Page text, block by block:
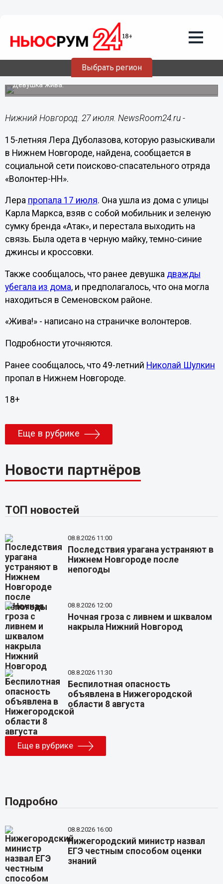
Выбрать регион
27.07.201617:19
Пропавшая в Нижнем Новгороде 15-
летняя Лера Дуболазова найдена
Девушка жива.
Нижний Новгород. 27 июля. NewsRoom24.ru -
15-летняя Лера Дуболазова, которую разыскивали
в Нижнем Новгороде, найдена, сообщается в
социальной сети поисково-спасательного отряда
«Волонтер-НН».
Лера пропала 17 июля. Она ушла из дома с улицы
Карла Маркса, взяв с собой мобильник и зеленую
сумку бренда «Атак», и перестала выходить на
связь. Была одета в черную майку, темно-синие
джинсы и кроссовки.
Также сообщалось, что ранее девушка дважды
убегала из дома, и предполагалось, что она могла
находиться в Семеновском районе.
«Жива!» - написано на страничке волонтеров.
Подробности уточняются.
Ранее сообщалось, что 49-летний Николай Шулкин
пропал в Нижнем Новгороде.
18+
Еще в рубрике
Новости партнёров
ТОП новостей
08.8.2026 11:00
Последствия урагана устраняют в
Нижнем Новгороде после
непогоды
08.8.2026 12:00
Ночная гроза с ливнем и шквалом
накрыла Нижний Новгород
08.8.2026 11:30
Беспилотная опасность
объявлена в Нижегородской
области 8 августа
Еще в рубрике
Подробно
08.8.2026 16:00
Нижегородский министр назвал
ЕГЭ честным способом оценки
знаний